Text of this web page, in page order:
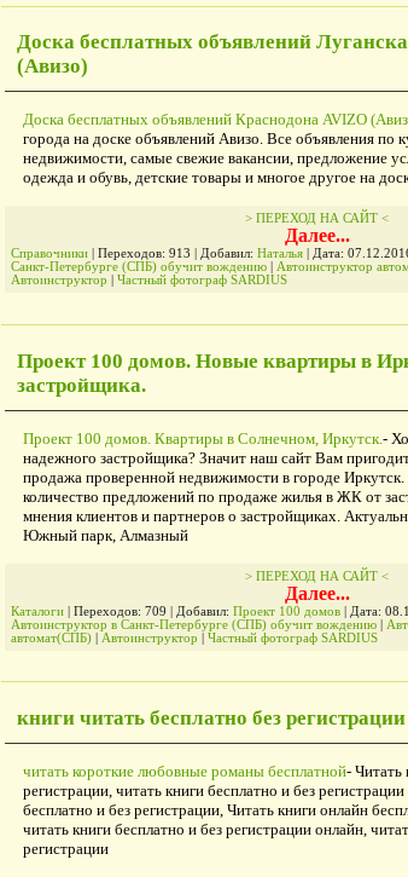
Доска бесплатных объявлений
(Авизо)
Доска бесплатных объявлений Краснодона AVIZO
города на доске объявлений Авизо. Все объявления по
недвижимости, самые свежие вакансии, предложение
одежда и обувь, детские товары и многое другое на
> ПЕРЕХОД НА САЙТ <
Далее...
Справочники| Переходов: 913 | Добавил: Наталья| Дата:
Санкт-Петербурге (СПБ) обучит вождению| Автоинструктор
Автоинструктор
Частный фотограф SARDIUS
Проект 100 домов. Новые квартиры в
застройщика.
Проект 100 домов. Квартиры в Солнечном, Иркутск. -
надежного застройщика? Значит наш сайт Вам
продажа проверенной недвижимости в городе
количество предложений по продаже жилья в ЖК от
мнения клиентов и партнеров о застройщиках.
Южный парк, Алмазный
> ПЕРЕХОД НА САЙТ <
Далее...
Каталоги| Переходов: 709 | Добавил: Проект 100 домов| Дата:
Автоинструктор в Санкт-Петербурге (СПБ) обучит вождению|
автомат(СПБ)
Автоинструктор Частный фотограф SARDIUS
книги читать бесплатно без регистрации
читать короткие любовные романы бесплатной- Читать
регистрации, читать книги бесплатно и без
бесплатно и без регистрации, Читать книги онлайн
читать книги бесплатно и без регистрации онлайн,
регистрации